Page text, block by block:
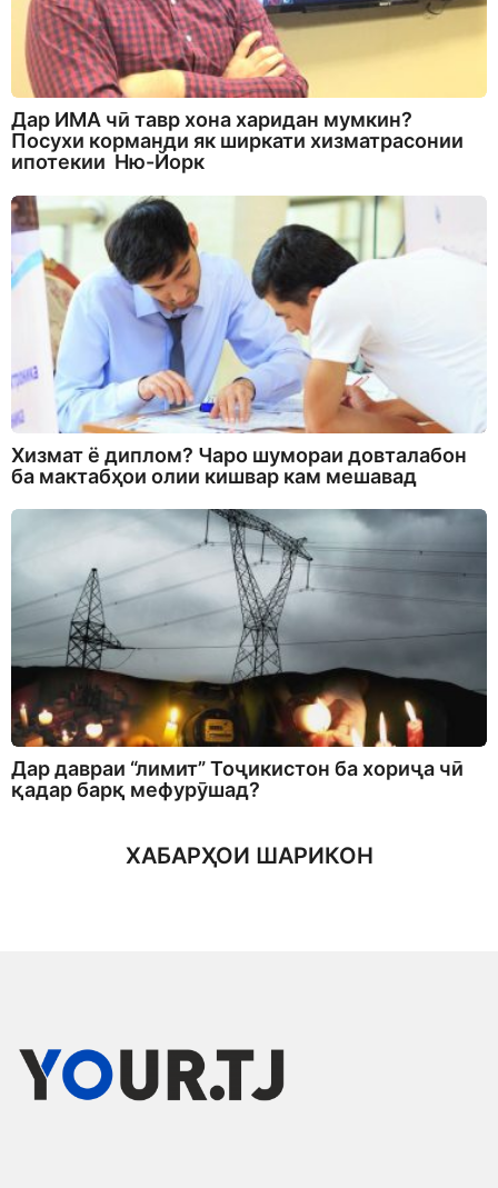
Дар ИМА чӣ тавр хона харидан мумкин?
Посухи корманди як ширкати хизматрасонии
ипотекии Ню-Йорк
Хизмат ё диплом? Чаро шумораи довталабон
ба мактабҳои олии кишвар кам мешавад
Дар давраи “лимит” Тоҷикистон ба хориҷа чӣ
қадар барқ мефурӯшад?
ХАБАРҲОИ ШАРИКОН